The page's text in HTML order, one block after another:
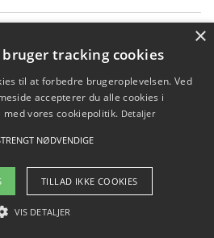
WordPress ekspert og vælg den
at vedligeholde din løsning
2026 - Pilanto Aps
×
tracking cookies
til at forbedre brugeroplevelsen. Ved
accepterer du alle cookies i
vores cookiepolitik. Detaljer
NØDVENDIGE
TILLAD IKKE COOKIES
VIS DETALJER